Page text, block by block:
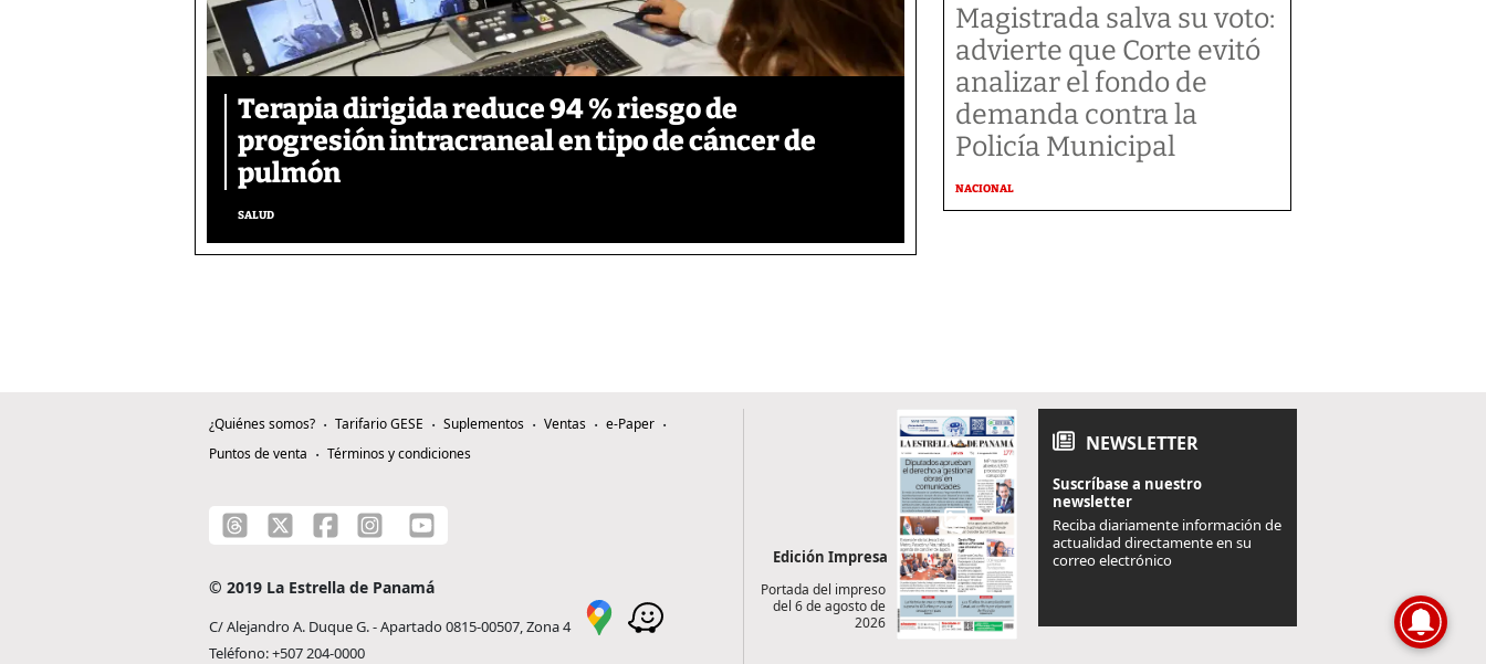
Terapia dirigida reduce 94 % riesgo de
progresión intracraneal en tipo de cáncer de
pulmón
SALUD
Magistrada salva su voto:
advierte que Corte evitó
analizar el fondo de
demanda contra la
Policía Municipal
NACIONAL
¿Quiénes somos? Tarifario GESE Suplementos Ventas
e-Paper
Puntos de venta
Términos y condiciones
© 2019 La Estrella de Panamá
C/ Alejandro A. Duque G. - Apartado 0815-00507, Zona 4
Teléfono: +507 204-0000
Edición Impresa
Portada del impreso
del 6 de agosto de
2026
NEWSLETTER
Suscríbase a nuestro
newsletter
Reciba diariamente información de
actualidad directamente en su
correo electrónico